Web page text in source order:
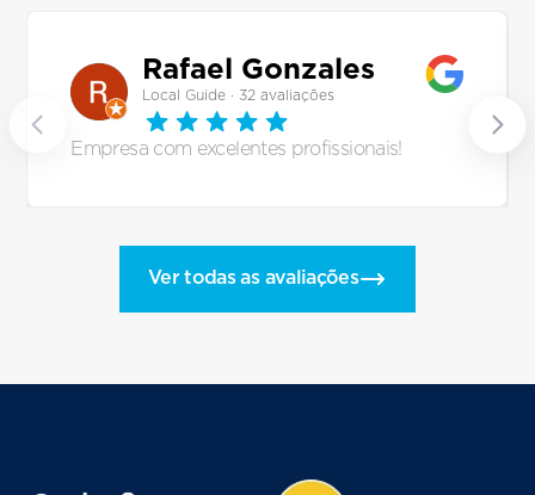
Rafael Gonzales
Local Guide · 32 avaliações
Empresa com excelentes profissionais!
Ver todas as avaliações